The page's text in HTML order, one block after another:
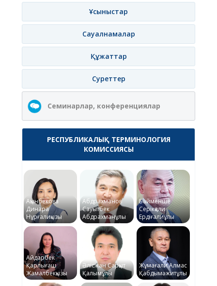
Ұсыныстар
Сауалнамалар
Құжаттар
Суреттер
Семинарлар, конференциялар
РЕСПУБЛИКАЛЫҚ ТЕРМИНОЛОГИЯ
КОМИССИЯСЫ
Ақынбекова
Динара
Нұрғалиқызы
Абдрахманов
Сауытбек
Абдрахманұлы
Байменше
Серікқали
Ердіғалиұлы
Айдарбек
Қарлығаш
Жамалбекқызы
Әлісжан Сарқыт
Қалымұлы
Жұмағали Алмас
Қабдымәжитұлы